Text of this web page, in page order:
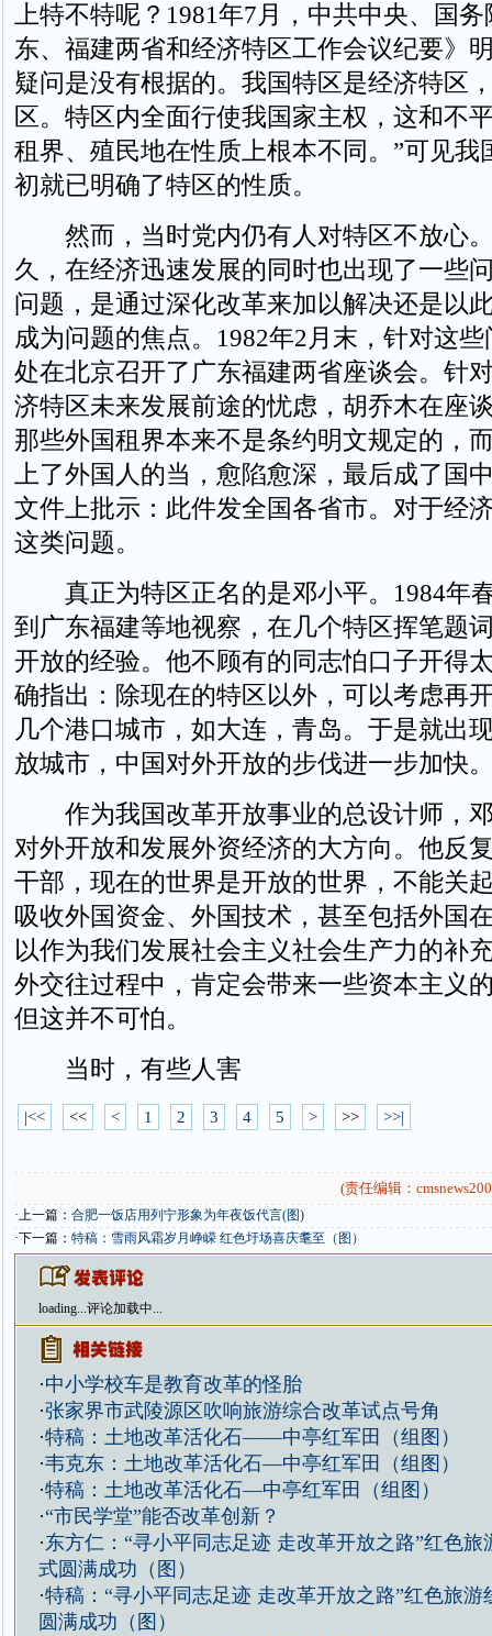
上特不特呢？1981年7月，中共中央、国
东、福建两省和经济特区工作会议纪要》
疑问是没有根据的。我国特区是经济特区
区。特区内全面行使我国家主权，这和不
租界、殖民地在性质上根本不同。”可见我
初就已明确了特区的性质。
然而，当时党内仍有人对特区不放心
久，在经济迅速发展的同时也出现了一些
问题，是通过深化改革来加以解决还是以
成为问题的焦点。1982年2月末，针对这
处在北京召开了广东福建两省座谈会。针
济特区未来发展前途的忧虑，胡乔木在座
那些外国租界本来不是条约明文规定的，
上了外国人的当，愈陷愈深，最后成了国
文件上批示：此件发全国各省市。对于经
这类问题。
真正为特区正名的是邓小平。1984年
到广东福建等地视察，在几个特区挥笔题
开放的经验。他不顾有的同志怕口子开得
确指出：除现在的特区以外，可以考虑再
几个港口城市，如大连，青岛。于是就出
放城市，中国对外开放的步伐进一步加快
作为我国改革开放事业的总设计师，
对外开放和发展外资经济的大方向。他反
干部，现在的世界是开放的世界，不能关
吸收外国资金、外国技术，甚至包括外国
以作为我们发展社会主义社会生产力的补
外交往过程中，肯定会带来一些资本主义
但这并不可怕。
当时，有些人害
|<< << < 1 2 3 4 5 > >> >>|
(责任编辑：
·上一篇： 合肥一饭店用列宁形象为年夜饭代言(图)
·下一篇： 特稿：雪雨风霜岁月峥嵘 红色圩场喜庆耄至（图）
loading...评论加载中...
·中小学校车是教育改革的怪胎
·张家界市武陵源区吹响旅游综合改革试点号角
·特稿：土地改革活化石——中亭红军田（组图）
·韦克东：土地改革活化石—中亭红军田（组图）
·特稿：土地改革活化石—中亭红军田（组图）
·“市民学堂”能否改革创新？
·东方仁：“寻小平同志足迹 走改革开放之路”红色旅
式圆满成功（图）
·特稿：“寻小平同志足迹 走改革开放之路”红色旅游
圆满成功（图）